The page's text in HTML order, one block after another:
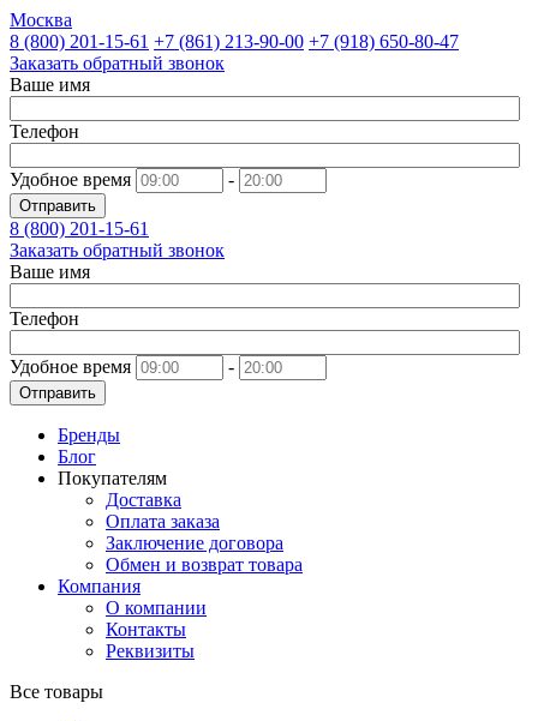
Москва
8 (800) 201-15-61 +7 (861) 213-90-00 +7 (918) 650-80-47
Заказать обратный звонок
Ваше имя
Телефон
Удобное время -
Отправить
8 (800) 201-15-61
Заказать обратный звонок
Ваше имя
Телефон
Удобное время -
Отправить
Бренды
Блог
Покупателям
Доставка
Оплата заказа
Заключение договора
Обмен и возврат товара
Компания
О компании
Контакты
Реквизиты
Все товары